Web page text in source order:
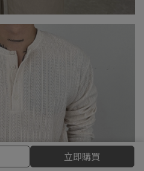
完成
立即購買